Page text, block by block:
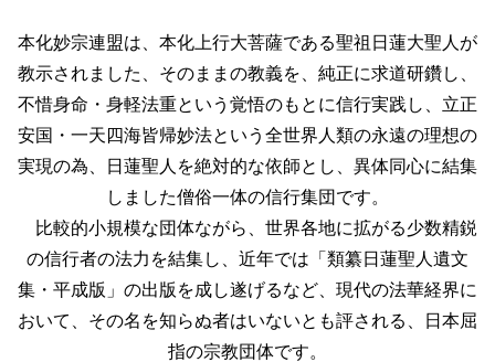
本化妙宗連盟は、本化上行大菩薩である聖祖日蓮大聖人が
教示されました、そのままの教義を、純正に求道研鑽し、
不惜身命・身軽法重という覚悟のもとに信行実践し、立正
安国・一天四海皆帰妙法という全世界人類の永遠の理想の
実現の為、日蓮聖人を絶対的な依師とし、異体同心に結集
しました僧俗一体の信行集団です。
比較的小規模な団体ながら、世界各地に拡がる少数精鋭
の信行者の法力を結集し、近年では「類纂日蓮聖人遺文
集・平成版」の出版を成し遂げるなど、現代の法華経界に
おいて、その名を知らぬ者はいないとも評される、日本屈
指の宗教団体です。